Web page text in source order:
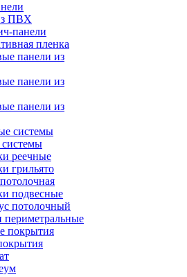
ПВХ
панели
пленка
панели из
панели из
панели из
реечные
грильято
подвесные
потолочный
периметральные